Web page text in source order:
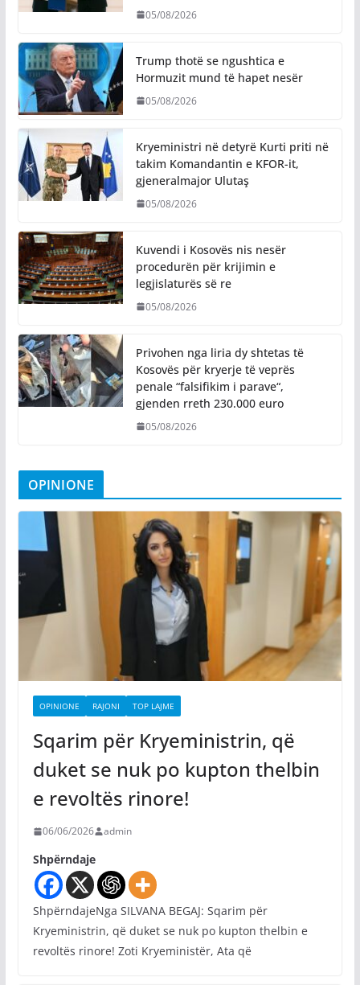
05/08/2026
Trump thotë se ngushtica e
Hormuzit mund të hapet nesër
05/08/2026
Kryeministri në detyrë Kurti priti në
takim Komandantin e KFOR-it,
gjeneralmajor Ulutaş
05/08/2026
Kuvendi i Kosovës nis nesër
procedurën për krijimin e
legjislaturës së re
05/08/2026
Privohen nga liria dy shtetas të
Kosovës për kryerje të veprës
penale “falsifikim i parave“,
gjenden rreth 230.000 euro
05/08/2026
OPINIONE
OPINIONE RAJONI TOP LAJME
Sqarim për Kryeministrin, që
duket se nuk po kupton thelbin
e revoltës rinore!
06/06/2026 admin
Shpërndaje
ShpërndajeNga SILVANA BEGAJ: Sqarim për
Kryeministrin, që duket se nuk po kupton thelbin e
revoltës rinore! Zoti Kryeministër, Ata që